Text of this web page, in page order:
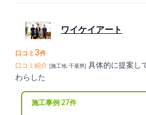
ワイケイアート
口コミ3件
口コミ紹介
[施工地: 千葉県]
具体的に提案し
わらした
施工事例 27件